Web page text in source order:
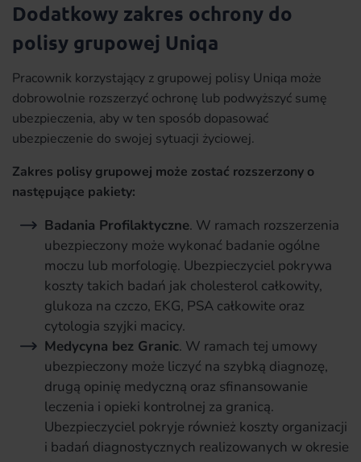
Dodatkowy zakres ochrony do
polisy grupowej Uniqa
Pracownik korzystający z grupowej polisy Uniqa może
dobrowolnie rozszerzyć ochronę lub podwyższyć sumę
ubezpieczenia, aby w ten sposób dopasować
ubezpieczenie do swojej sytuacji życiowej.
Zakres polisy grupowej może zostać rozszerzony o
następujące pakiety:
Badania Profilaktyczne. W ramach rozszerzenia
ubezpieczony może wykonać badanie ogólne
moczu lub morfologię. Ubezpieczyciel pokrywa
koszty takich badań jak cholesterol całkowity,
glukoza na czczo, EKG, PSA całkowite oraz
cytologia szyjki macicy.
Medycyna bez Granic. W ramach tej umowy
ubezpieczony może liczyć na szybką diagnozę,
drugą opinię medyczną oraz sfinansowanie
leczenia i opieki kontrolnej za granicą.
Ubezpieczyciel pokryje również koszty organizacji
i badań diagnostycznych realizowanych w okresie